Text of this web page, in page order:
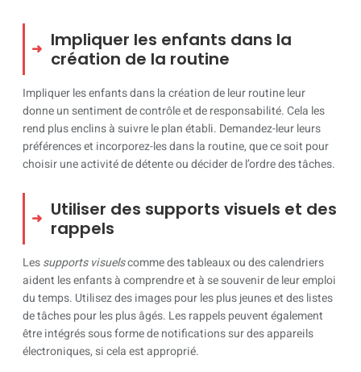
Impliquer les enfants dans la
création de la routine
Impliquer les enfants dans la création de leur routine leur
donne un sentiment de contrôle et de responsabilité. Cela les
rend plus enclins à suivre le plan établi. Demandez-leur leurs
préférences et incorporez-les dans la routine, que ce soit pour
choisir une activité de détente ou décider de l’ordre des tâches.
Utiliser des supports visuels et des
rappels
Lessupports visuelscomme des tableaux ou des calendriers
aident les enfants à comprendre et à se souvenir de leur emploi
du temps. Utilisez des images pour les plus jeunes et des listes
de tâches pour les plus âgés. Les rappels peuvent également
être intégrés sous forme de notifications sur des appareils
électroniques, si cela est approprié.